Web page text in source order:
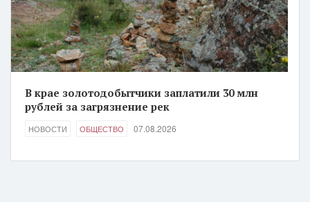
В крае золотодобытчики заплатили 30 млн
рублей за загрязнение рек
НОВОСТИ ОБЩЕСТВО 07.08.2026